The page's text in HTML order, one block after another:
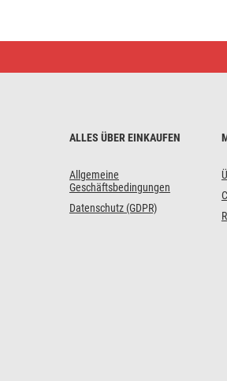
ALLES ÜBER EINKAUFEN
Allgemeine
Geschäftsbedingungen
Datenschutz (GDPR)